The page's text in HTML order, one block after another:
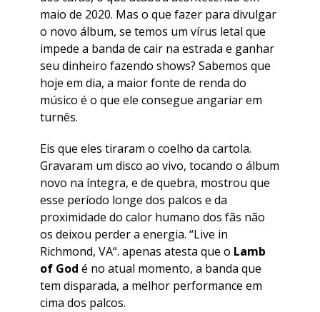
maio de 2020. Mas o que fazer para divulgar
o novo álbum, se temos um vírus letal que
impede a banda de cair na estrada e ganhar
seu dinheiro fazendo shows? Sabemos que
hoje em dia, a maior fonte de renda do
músico é o que ele consegue angariar em
turnês.
Eis que eles tiraram o coelho da cartola.
Gravaram um disco ao vivo, tocando o álbum
novo na íntegra, e de quebra, mostrou que
esse período longe dos palcos e da
proximidade do calor humano dos fãs não
os deixou perder a energia. “Live in
Richmond, VA“. apenas atesta que o Lamb
of God é no atual momento, a banda que
tem disparada, a melhor performance em
cima dos palcos.